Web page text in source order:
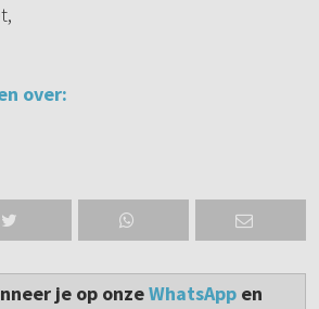
over:
je op onzeWhatsAppen